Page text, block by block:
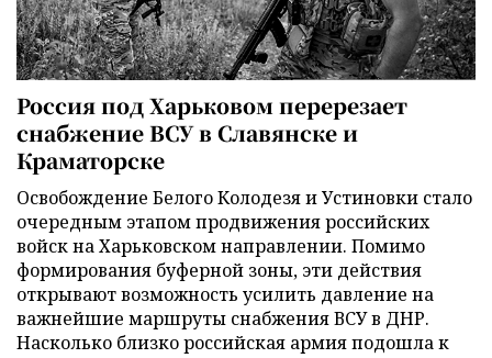
Россия под Харьковом перерезает
снабжение ВСУ в Славянске и
Краматорске
Освобождение Белого Колодезя и Устиновки стало
очередным этапом продвижения российских
войск на Харьковском направлении. Помимо
формирования буферной зоны, эти действия
открывают возможность усилить давление на
важнейшие маршруты снабжения ВСУ в ДНР.
Насколько близко российская армия подошла к